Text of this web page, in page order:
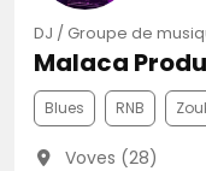
DJ / Groupe de
Malaca
Blues RNB
Voves (28)